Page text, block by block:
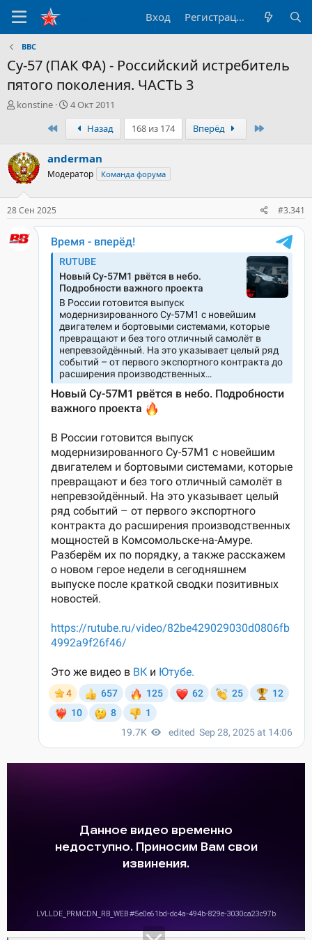
Вход Регистрация
ВВС
Су-57 (ПАК ФА) - Российский истребитель
пятого поколения. ЧАСТЬ 3
А
р
т
е
м
ы
konstine
Д
а
а
н
а
ч
4 Окт 2011
ПервыйНазад 168 из 174 Вперёд
anderman
Модератор Команда форума
28 Сен 2025 #3.341